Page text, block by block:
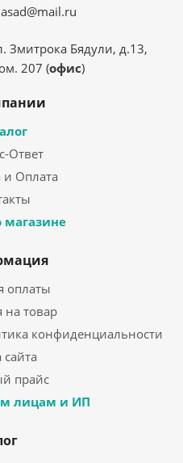
Змитрока Бядули, д.13,
207 (офис)
Ответ
и Оплата
оплаты
на товар
конфиденциальности
сайта
прайс
лицам и ИП